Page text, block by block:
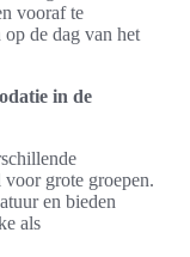
vooraf te
op de dag van het
in de
voor grote groepen.
en bieden
als